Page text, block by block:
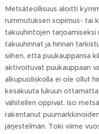
Metsäteollisuus aloitti
rummutuksen sopimus- tai
takuuhintojen tarjoamiseksi
takuuhinnat ja hinnan
siihen, että puukauppansa
aktivoituvat puukauppaan
alkupuoliskolla ei ole ollut
kesäkuuta lukuun
vähitellen oppivat. Iso
rakentanut
järjestelmän. Toki viime